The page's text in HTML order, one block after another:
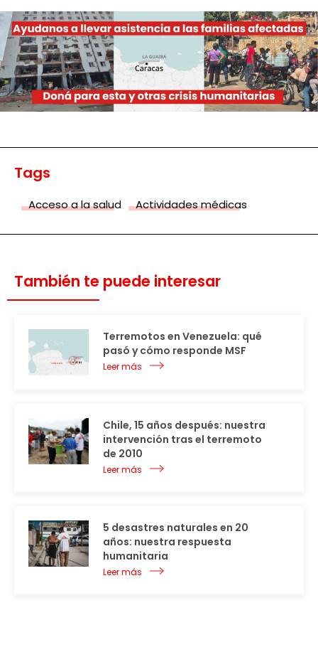
Tags
Acceso a la salud Actividades médicas
También te puede interesar
Terremotos en Venezuela: qué
pasó y cómo responde MSF
Leer más
Chile, 15 años después: nuestra
intervención tras el terremoto
de 2010
Leer más
5 desastres naturales en 20
años: nuestra respuesta
humanitaria
Leer más